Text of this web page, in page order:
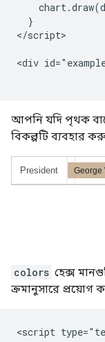
  }
</script>
<div
আপনি যদি পৃথক
বিকল্পটি ব্যবহার
colors হেক্স
ক্রমানুসারে প্রয়োগ
<script